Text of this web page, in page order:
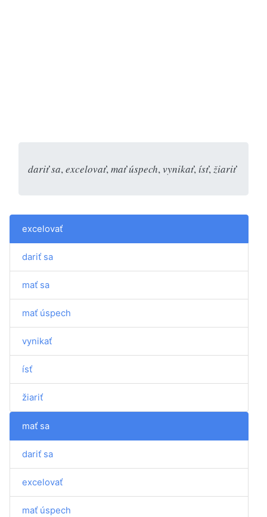
dariť sa, excelovať, mať úspech, vynikať, ísť, žiariť
excelovať
dariť sa
mať sa
mať úspech
vynikať
ísť
žiariť
mať sa
dariť sa
excelovať
mať úspech